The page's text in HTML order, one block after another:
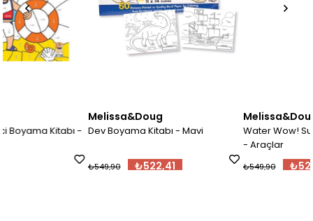
-
Melissa&Doug
Dev Boyama Kitabı - Mavi
₺522,41
Melissa&Doug
Water Wow! Su İle Boyama
₺522,41
₺549,90